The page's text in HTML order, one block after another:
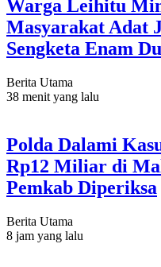
Warga Leihitu
Masyarakat Adat
Sengketa Enam
Berita Utama
38 menit yang lalu
Polda Dalami
Rp12 Miliar di
Pemkab Diperiksa
Berita Utama
8 jam yang lalu